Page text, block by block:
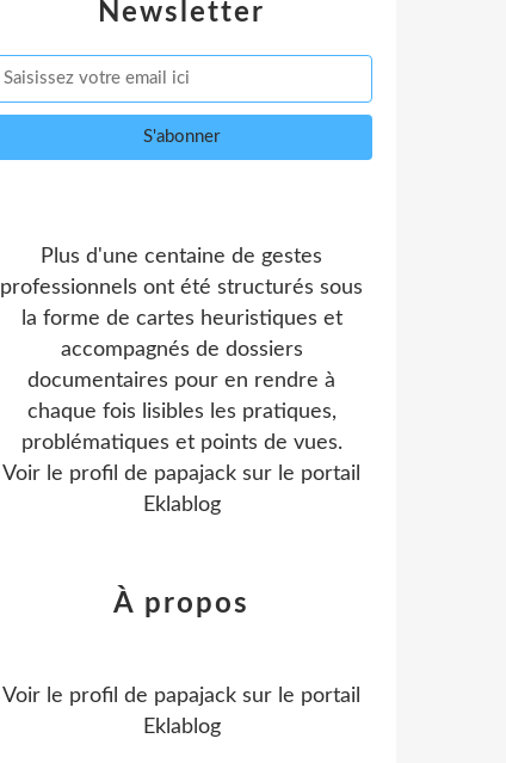
Newsletter
Plus d'une centaine de gestes
professionnels ont été structurés sous
la forme de cartes heuristiques et
accompagnés de dossiers
documentaires pour en rendre à
chaque fois lisibles les pratiques,
problématiques et points de vues.
Voir le profil de papajack sur le portail
Eklablog
À propos
Voir le profil de papajack sur le portail
Eklablog